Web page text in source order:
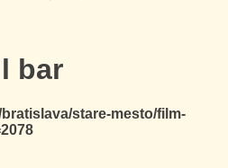
bar
stare-mesto/film-